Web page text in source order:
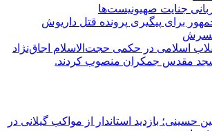
برای پیگیری پرونده قتل داریوش
اسلامی در حکمی حجت‌الاسلام اجاق‌نژاد
مقدس جمکران منصوب کردند.
حسینی؛ بازدید استاندار از مواکب گیلانی در